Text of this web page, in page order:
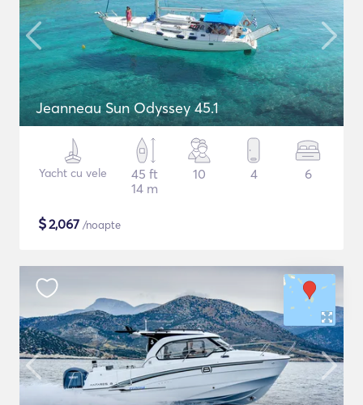
Jeanneau Sun Odyssey 45.1
Yacht cu vele
45 ft
14 m
10 4 6
$2,067 /noapte